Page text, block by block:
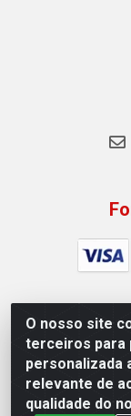
O nosso site
terceiros para
personalizada
relevante de
qualidade do
Auto
23, S/N,